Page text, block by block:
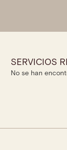
SERVICIOS
No se han